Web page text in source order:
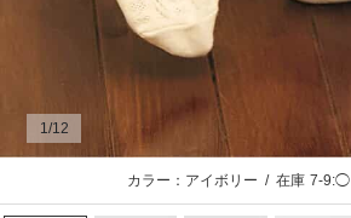
1 /12
カラー：アイボリー / 在庫 7-9:◯